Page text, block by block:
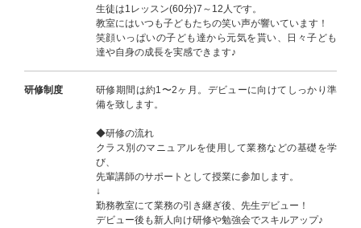
生徒は1レッスン(60分)7～12人です。
教室にはいつも子どもたちの笑い声が響いています！
笑顔いっぱいの子ども達から元気を貰い、日々子ども
達や自身の成長を実感できます♪
研修制度
研修期間は約1〜2ヶ月。デビューに向けてしっかり準
備を致します。
◆研修の流れ
クラス別のマニュアルを使用して業務などの基礎を学
び、
先輩講師のサポートとして授業に参加します。
↓
勤務教室にて業務の引き継ぎ後、先生デビュー！
デビュー後も新人向け研修や勉強会でスキルアップ♪